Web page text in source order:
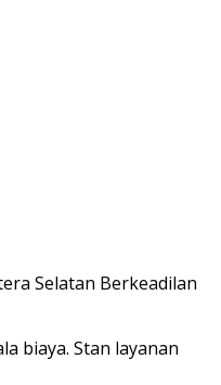
Selatan Berkeadilan
biaya. Stan layanan